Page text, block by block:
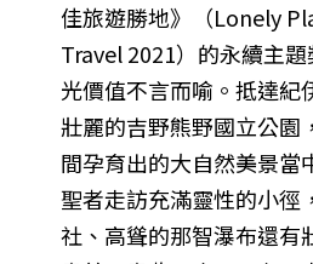
佳旅遊勝地》（Lonely
Travel 2021）的永續主
光價值不言而喻。抵達紀
壯麗的吉野熊野國立公園
間孕育出的大自然美景當
聖者走訪充滿靈性的小徑
社、高聳的那智瀑布還有